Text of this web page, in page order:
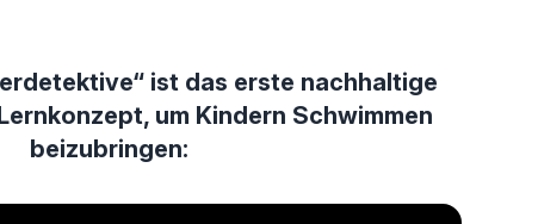
ist das erste nachhaltige
um Kindern Schwimmen
beizubringen: